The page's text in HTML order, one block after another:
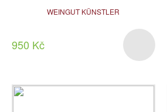
WEINGUT KÜNSTLER
950 Kč